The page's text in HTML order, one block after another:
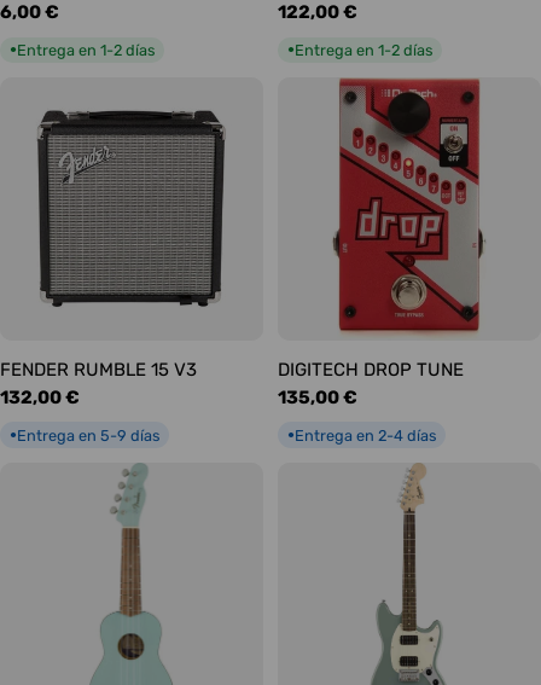
Precio
6,00 €
●Entrega en 1-2 días
Precio
122,00 €
●Entrega en 1-2 días
FENDER RUMBLE 15 V3
Precio
132,00 €
●Entrega en 5-9 días
DIGITECH DROP TUNE
Precio
135,00 €
●Entrega en 2-4 días